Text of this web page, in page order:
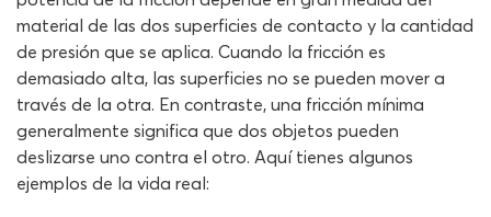
material de las dos superficies de contacto y la cantidad
de presión que se aplica. Cuando la fricción es
demasiado alta, las superficies no se pueden mover a
través de la otra. En contraste, una fricción mínima
generalmente significa que dos objetos pueden
deslizarse uno contra el otro. Aquí tienes algunos
ejemplos de la vida real: